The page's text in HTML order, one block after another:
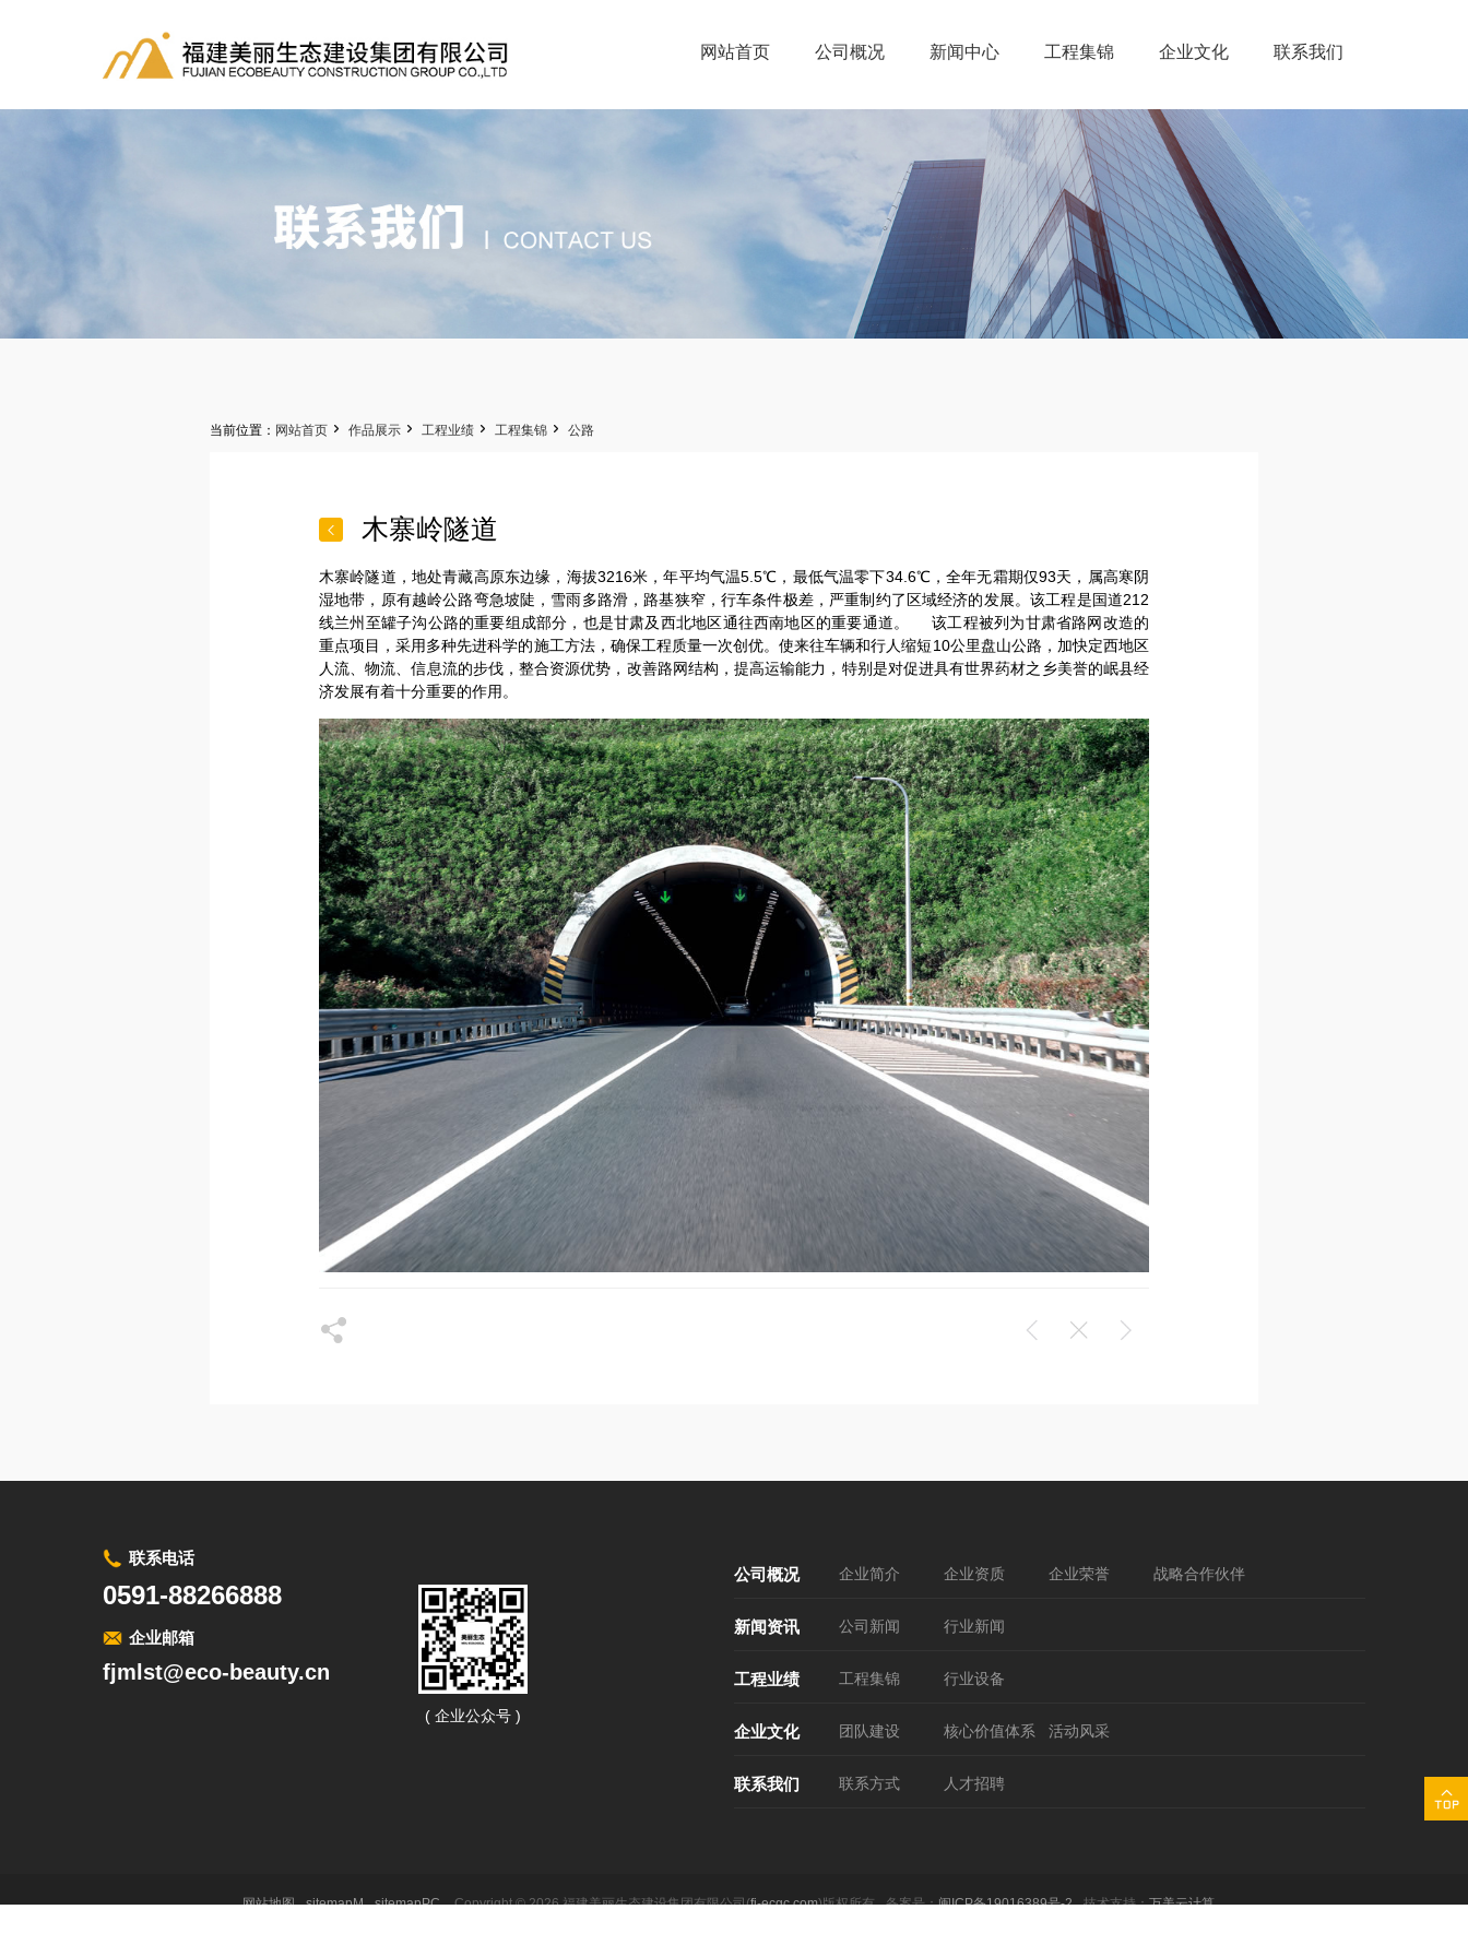
网站首页 公司概况 新闻中心 工程集锦 企业文化 联系我们
当前位置： 网站首页  作品展示  工程业绩  工程集锦  公路
 木寨岭隧道
木寨岭隧道，地处青藏高原东边缘，海拔3216米，年平均气温5.5℃，最低气温零下34.6℃，全年无霜期仅93天，属高寒阴
湿地带，原有越岭公路弯急坡陡，雪雨多路滑，路基狭窄，行车条件极差，严重制约了区域经济的发展。该工程是国道212
线兰州至罐子沟公路的重要组成部分，也是甘肃及西北地区通往西南地区的重要通道。 该工程被列为甘肃省路网改造的
重点项目，采用多种先进科学的施工方法，确保工程质量一次创优。使来往车辆和行人缩短10公里盘山公路，加快定西地区
人流、物流、信息流的步伐，整合资源优势，改善路网结构，提高运输能力，特别是对促进具有世界药材之乡美誉的岷县经
济发展有着十分重要的作用。
联系电话
0591-88266888
企业邮箱
fjmlst@eco-beauty.cn
( 企业公众号 )
公司概况 企业简介 企业资质 企业荣誉 战略合作伙伴
新闻资讯 公司新闻 行业新闻
工程业绩 工程集锦 行业设备
企业文化 团队建设 核心价值体系 活动风采
联系我们 联系方式 人才招聘
网站地图 sitemapM sitemapPC Copyright © 2026 福建美丽生态建设集团有限公司(fj-ecgc.com)版权所有 备案号：闽ICP备19016389号-2 技术支持：万美云计算